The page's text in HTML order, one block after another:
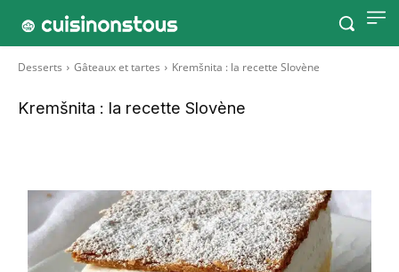
Desserts Gâteaux et tartes Kremšnita : la recette Slovène
Kremšnita : la recette Slovène